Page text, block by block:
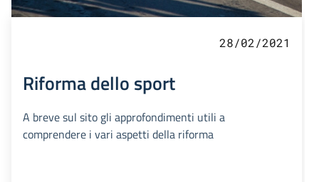
28/02/2021
Riforma dello sport
A breve sul sito gli approfondimenti utili a
comprendere i vari aspetti della riforma